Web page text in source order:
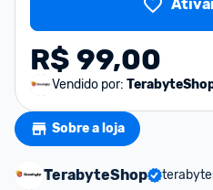
R$ 99,00
Vendido por:
Sobre a loja
TerabyteShop